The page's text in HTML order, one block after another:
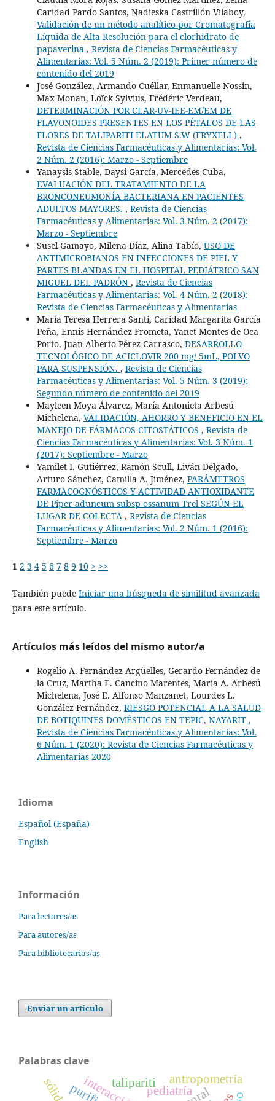
Caridad Pardo Santos, Nadieska Castrillón Vilaboy,
Validación de un método analítico por Cromatografía
Líquida de Alta Resolución para el clorhidrato de
papaverina , Revista de Ciencias Farmacéuticas y
Alimentarias: Vol. 5 Núm. 2 (2019): Primer número de
contenido del 2019
José González, Armando Cuéllar, Enmanuelle Nossin,
Max Monan, Loïck Sylvius, Frédéric Verdeau,
DETERMINACIÓN POR CLAR-UV-IEE-EM/EM DE
FLAVONOIDES PRESENTES EN LOS PÉTALOS DE LAS
FLORES DE TALIPARITI ELATUM S.W (FRYXELL) ,
Revista de Ciencias Farmacéuticas y Alimentarias: Vol.
2 Núm. 2 (2016): Marzo - Septiembre
Yanaysis Stable, Daysi García, Mercedes Cuba,
EVALUACIÓN DEL TRATAMIENTO DE LA
BRONCONEUMONÍA BACTERIANA EN PACIENTES
ADULTOS MAYORES. , Revista de Ciencias
Farmacéuticas y Alimentarias: Vol. 3 Núm. 2 (2017):
Marzo - Septiembre
Susel Gamayo, Milena Díaz, Alina Tabío, USO DE
ANTIMICROBIANOS EN INFECCIONES DE PIEL Y
PARTES BLANDAS EN EL HOSPITAL PEDIÁTRICO SAN
MIGUEL DEL PADRÓN , Revista de Ciencias
Farmacéuticas y Alimentarias: Vol. 4 Núm. 2 (2018):
Revista de Ciencias Farmacéuticas y Alimentarias
María Teresa Herrera Santi, Caridad Margarita García
Peña, Ennis Hernández Frometa, Yanet Montes de Oca
Porto, Juan Alberto Pérez Carrasco, DESARROLLO
TECNOLÓGICO DE ACICLOVIR 200 mg/ 5mL, POLVO
PARA SUSPENSIÓN. , Revista de Ciencias
Farmacéuticas y Alimentarias: Vol. 5 Núm. 3 (2019):
Segundo número de contenido del 2019
Mayleen Moya Álvarez, María Antonieta Arbesú
Michelena, VALIDACIÓN, AHORRO Y BENEFICIO EN EL
MANEJO DE FÁRMACOS CITOSTÁTICOS , Revista de
Ciencias Farmacéuticas y Alimentarias: Vol. 3 Núm. 1
(2017): Septiembre - Marzo
Yamilet I. Gutiérrez, Ramón Scull, Liván Delgado,
Arturo Sánchez, Camilla A. Jiménez, PARÁMETROS
FARMACOGNÓSTICOS Y ACTIVIDAD ANTIOXIDANTE
DE Piper aduncum subsp ossanum Trel SEGÚN EL
LUGAR DE COLECTA , Revista de Ciencias
Farmacéuticas y Alimentarias: Vol. 2 Núm. 1 (2016):
Septiembre - Marzo
1 2 3 4 5 6 7 8 9 10 > >>
También puede Iniciar una búsqueda de similitud avanzada
para este artículo.
Artículos más leídos del mismo autor/a
Rogelio A. Fernández-Argüelles, Gerardo Fernández de
la Cruz, Martha E. Cancino Marentes, Maria A. Arbesú
Michelena, José E. Alfonso Manzanet, Lourdes L.
González Fernández, RIESGO POTENCIAL A LA SALUD
DE BOTIQUINES DOMÉSTICOS EN TEPIC, NAYARIT ,
Revista de Ciencias Farmacéuticas y Alimentarias: Vol.
6 Núm. 1 (2020): Revista de Ciencias Farmacéuticas y
Alimentarias 2020
Idioma
Español (España)
English
Información
Para lectores/as
Para autores/as
Para bibliotecarios/as
Enviar un artículo
Palabras clave
pediatría
talipariti antropometría